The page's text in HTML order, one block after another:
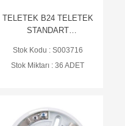
TELETEK B24 TELETEK
STANDART
TABAN , 24V
Stok Kodu : S003716
Stok Miktarı : 36 ADET